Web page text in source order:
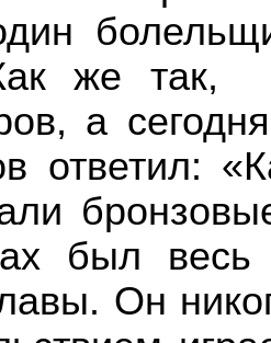
же так,
а
ответил:
был
Он